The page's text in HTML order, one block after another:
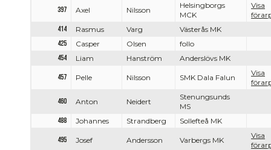
397 Axel Nilsson
Helsingborgs
MCK
Visa
414
Rasmus Varg
Västerås MK
425
Casper Olsen
follo
454
Liam Hanström Anderslövs MK
457 Pelle Nilsson SMK Dala Falun
Visa
460 Anton Neidert
Stenungsunds
MS
488
Johannes Strandberg Sollefteå MK
495 Josef Andersson Varbergs MK
Visa